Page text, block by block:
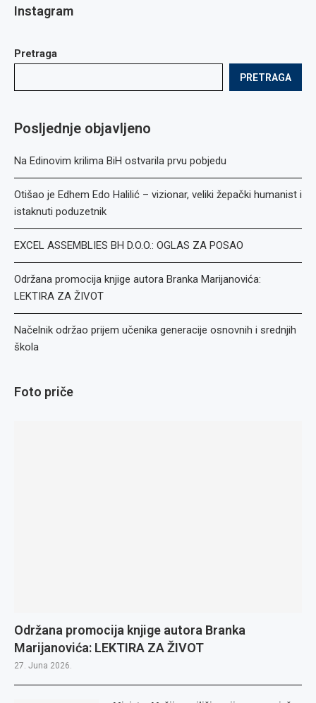
Instagram
Pretraga
PRETRAGA
Posljednje objavljeno
Na Edinovim krilima BiH ostvarila prvu pobjedu
Otišao je Edhem Edo Halilić – vizionar, veliki žepački humanist i
istaknuti poduzetnik
EXCEL ASSEMBLIES BH D.O.O.: OGLAS ZA POSAO
Održana promocija knjige autora Branka Marijanovića:
LEKTIRA ZA ŽIVOT
Načelnik održao prijem učenika generacije osnovnih i srednjih
škola
Foto priče
Održana promocija knjige autora Branka
Marijanovića: LEKTIRA ZA ŽIVOT
27. Juna 2026.